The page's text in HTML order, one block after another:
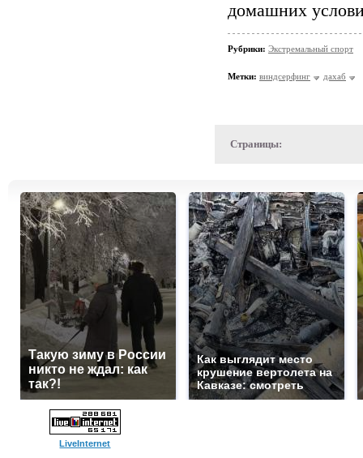
домашних
Рубрики: Экстремальный спорт
Метки: виндсерфинг дахаб
Страницы:
Такую зиму в России
никто не ждал: как
так?!
Как выглядит место
крушение вертолета на
Кавказе: смотреть
LiveInternet